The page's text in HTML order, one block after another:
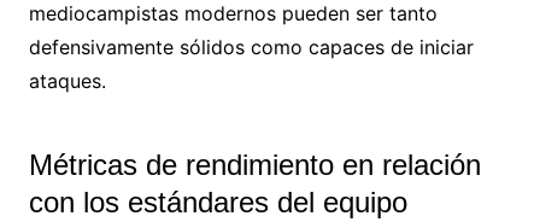
mediocampistas modernos pueden ser tanto
defensivamente sólidos como capaces de iniciar
ataques.
Métricas de rendimiento en relación
con los estándares del equipo